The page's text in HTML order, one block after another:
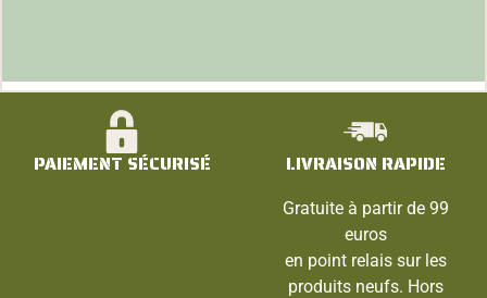
PAIEMENT SÉCURISÉ LIVRAISON RAPIDE
Gratuite à partir de 99
euros
en point relais sur les
produits neufs. Hors